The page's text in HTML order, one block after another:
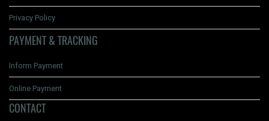
Privacy Policy
PAYMENT & TRACKING
Inform Payment
Online Payment
CONTACT